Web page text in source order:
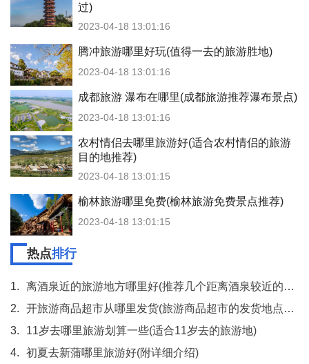
过)
2023-04-18 13:01:16
腾冲旅游哪里好玩(值得一去的旅游胜地)
2023-04-18 13:01:16
成都旅游 瀑布在哪里(成都旅游推荐瀑布景点)
2023-04-18 13:01:16
农村情侣去哪里旅游好(适合农村情侣的旅游
目的地推荐)
2023-04-18 13:01:15
榆林旅游哪里免费(榆林旅游免费景点推荐)
2023-04-18 13:01:15
热点排行
1.
离酒泉近的旅游地方哪里好(推荐几个距离酒泉较近的旅游胜地)
2.
开旅游商品超市从哪里发货(旅游商品超市的发货地点选择)
3.
11岁去哪里旅游划算一些(适合11岁去的旅游地)
4.
初夏去新蒲哪里旅游好(附详细介绍)